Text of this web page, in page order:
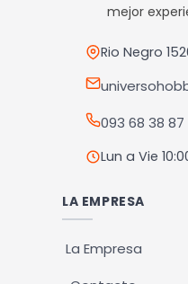
mejor
Rio Negro
093 68 38 87
Lun a Vie
LA EMPRESA
La Empresa